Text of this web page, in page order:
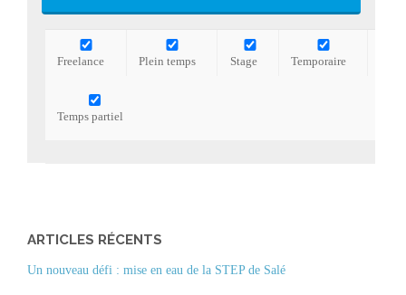
Freelance Plein temps Stage Temporaire
Temps partiel
ARTICLES RÉCENTS
Un nouveau défi : mise en eau de la STEP de Salé